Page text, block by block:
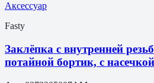
Аксессуар
Fasty
Заклёпка с внутренней
потайной бортик, с